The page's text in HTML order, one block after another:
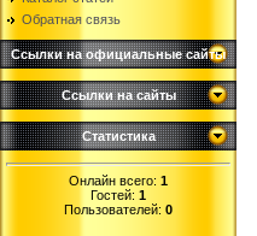
Обратная связь
Ссылки на официальные сайты
Ссылки на сайты
Статистика
Онлайн всего: 1
Гостей: 1
Пользователей: 0